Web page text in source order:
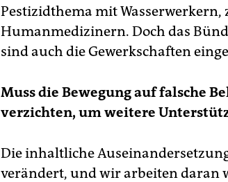
Pestizidthema mit
Humanmedizinern. Doch das
sind auch die Gewerkschaften
Muss die Bewegung auf falsche
verzichten, um weitere
Die inhaltliche
verändert, und wir arbeiten daran